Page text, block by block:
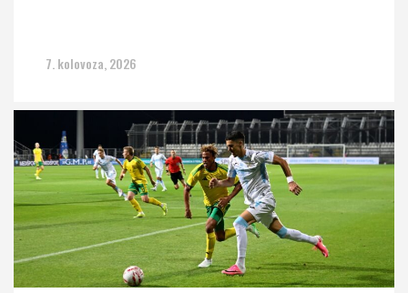
7. kolovoza, 2026